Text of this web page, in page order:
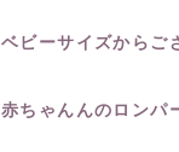
ベビーサイズからご
赤ちゃんんのロンパ